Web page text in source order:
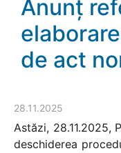
Anunț
de act
28.11.2025
Astăzi, 28.11.2025,
deschiderea